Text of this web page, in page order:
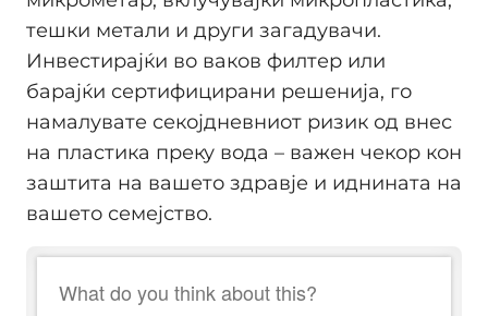
тешки метали и други загадувачи.
Инвестирајќи во ваков филтер или
барајќи сертифицирани решенија, го
намалувате секојдневниот ризик од внес
на пластика преку вода – важен чекор кон
заштита на вашето здравје и иднината на
вашето семејство.